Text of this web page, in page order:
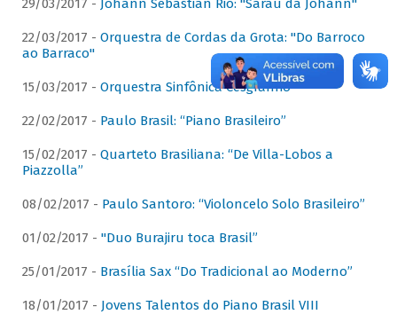
29/03/2017 - Johann Sebastian Rio: "Sarau da Johann"
22/03/2017 - Orquestra de Cordas da Grota: "Do Barroco
ao Barraco"
15/03/2017 - Orquestra Sinfônica Cesgranrio
22/02/2017 - Paulo Brasil: “Piano Brasileiro”
15/02/2017 - Quarteto Brasiliana: “De Villa-Lobos a
Piazzolla”
08/02/2017 - Paulo Santoro: “Violoncelo Solo Brasileiro”
01/02/2017 - "Duo Burajiru toca Brasil”
25/01/2017 - Brasília Sax “Do Tradicional ao Moderno”
18/01/2017 - Jovens Talentos do Piano Brasil VIII